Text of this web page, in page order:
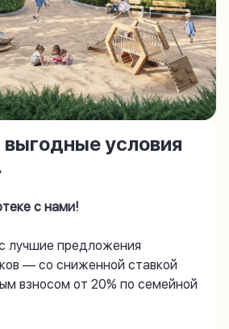
условия
с нами!
лучшие предложения
— со сниженной ставкой
взносом от 20% по семейной